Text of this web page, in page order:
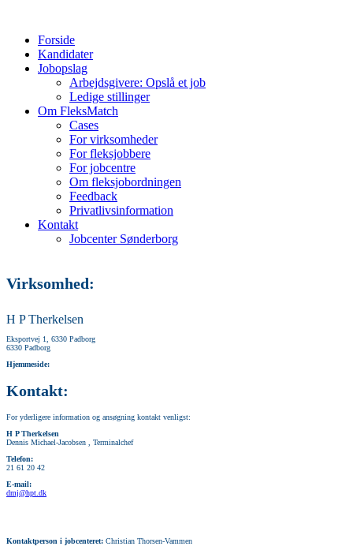
Forside
Kandidater
Jobopslag
Arbejdsgivere: Opslå et job
Ledige stillinger
Om FleksMatch
Cases
For virksomheder
For fleksjobbere
For jobcentre
Om fleksjobordningen
Feedback
Privatlivsinformation
Kontakt
Jobcenter Sønderborg
Virksomhed:
H P Therkelsen
Eksportvej 1, 6330 Padborg
6330 Padborg
Hjemmeside:
Kontakt:
For yderligere information og ansøgning kontakt venligst:
H P Therkelsen
Dennis Michael-Jacobsen , Terminalchef
Telefon:
21 61 20 42
E-mail:
dmj@hpt.dk
Kontaktperson i jobcenteret: Christian Thorsen-Vammen